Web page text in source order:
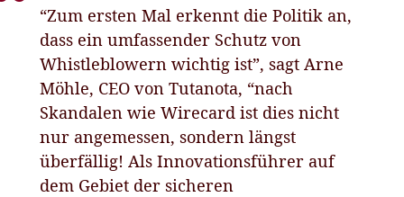
“Zum ersten Mal erkennt die Politik an,
dass ein umfassender Schutz von
Whistleblowern wichtig ist”, sagt Arne
Möhle, CEO von Tutanota, “nach
Skandalen wie Wirecard ist dies nicht
nur angemessen, sondern längst
überfällig! Als Innovationsführer auf
dem Gebiet der sicheren